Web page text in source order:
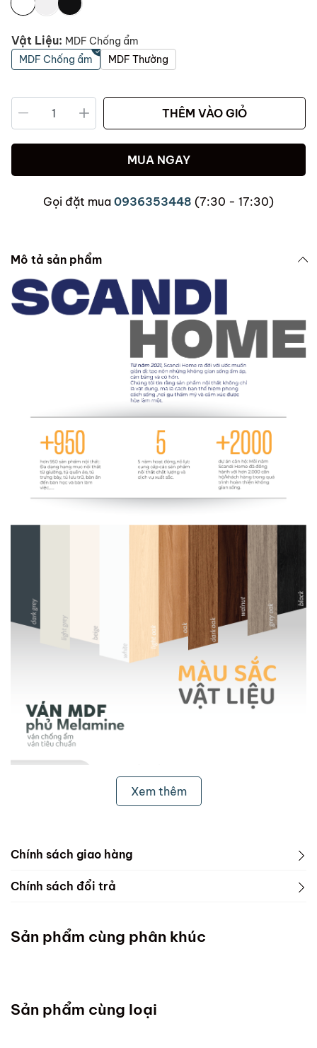
Vật Liệu: MDF Chống ẩm
MDF Chống ẩm
MDF Thường
THÊM VÀO GIỎ
MUA NGAY
Gọi đặt mua 0936353448 (7:30 - 17:30)
Mô tả sản phẩm
Xem thêm
Chính sách giao hàng
1. Freeship & Lắp đặt cho khách hàng các tỉnh thành
Miền Bắc
Đà Nẵng :Thứ 7 mỗi tuần ( Chốt đơn chậm nhất thứ
Chính sách đổi trả
Sản phẩm cùng phân khúc
Sản phẩm cùng loại